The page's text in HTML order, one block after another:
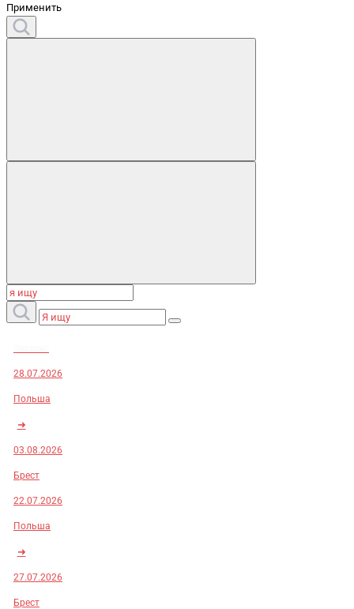
Применить
28.07.2026
Польша
➜
03.08.2026
Брест
22.07.2026
Польша
➜
27.07.2026
Брест